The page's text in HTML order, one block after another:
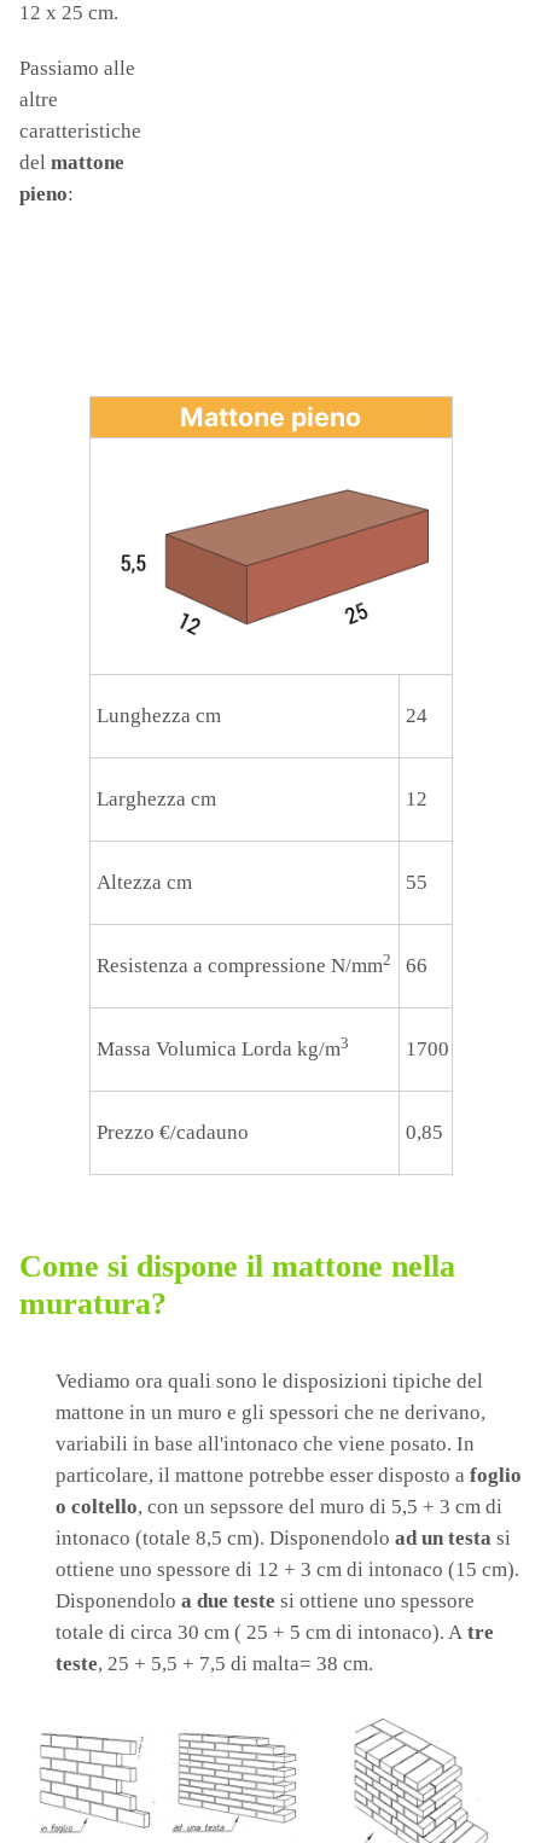
12 x 25 cm.
Passiamo alle
altre
caratteristiche
del mattone
pieno:
Mattone pieno
Lunghezza cm 24
Larghezza cm 12
Altezza cm 55
Resistenza a compressione N/mm2 66
Massa Volumica Lorda kg/m3 1700
Prezzo €/cadauno 0,85
Come si dispone il mattone nella
muratura?
Vediamo ora quali sono le disposizioni tipiche del
mattone in un muro e gli spessori che ne derivano,
variabili in base all'intonaco che viene posato. In
particolare, il mattone potrebbe esser disposto a foglio
o coltello, con un sepssore del muro di 5,5 + 3 cm di
intonaco (totale 8,5 cm). Disponendolo ad un testa si
ottiene uno spessore di 12 + 3 cm di intonaco (15 cm).
Disponendolo a due teste si ottiene uno spessore
totale di circa 30 cm ( 25 + 5 cm di intonaco). A tre
teste, 25 + 5,5 + 7,5 di malta= 38 cm.